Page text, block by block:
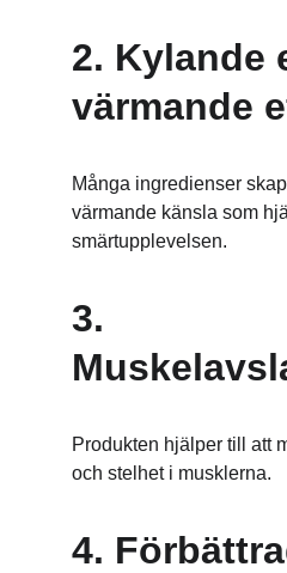
2. Kylande
värmande
Många ingredienser
värmande känsla som
smärtupplevelsen.
3.
Produkten hjälper till att
och stelhet i musklerna.
4.